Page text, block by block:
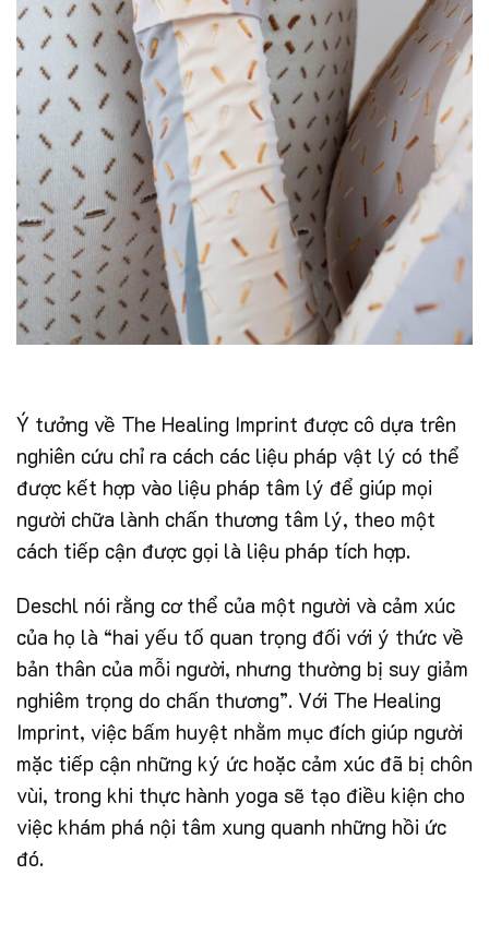
Ý tưởng về The Healing Imprint được cô dựa trên
nghiên cứu chỉ ra cách các liệu pháp vật lý có thể
được kết hợp vào liệu pháp tâm lý để giúp mọi
người chữa lành chấn thương tâm lý, theo một
cách tiếp cận được gọi là liệu pháp tích hợp.
Deschl nói rằng cơ thể của một người và cảm xúc
của họ là “hai yếu tố quan trọng đối với ý thức về
bản thân của mỗi người, nhưng thường bị suy giảm
nghiêm trọng do chấn thương”. Với The Healing
Imprint, việc bấm huyệt nhằm mục đích giúp người
mặc tiếp cận những ký ức hoặc cảm xúc đã bị chôn
vùi, trong khi thực hành yoga sẽ tạo điều kiện cho
việc khám phá nội tâm xung quanh những hồi ức
đó.